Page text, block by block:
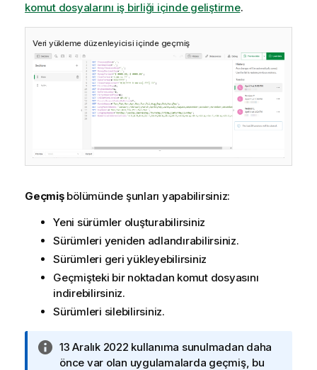
komut dosyalarını iş birliği içinde geliştirme.
Veri yükleme düzenleyicisi içinde geçmiş
Geçmişbölümünde şunları yapabilirsiniz:
Yeni sürümler oluşturabilirsiniz
Sürümleri yeniden adlandırabilirsiniz.
Sürümleri geri yükleyebilirsiniz
Geçmişteki bir noktadan komut dosyasını
indirebilirsiniz.
Sürümleri silebilirsiniz.
B
i
13 Aralık 2022 kullanıma sunulmadan daha
önce var olan uygulamalarda geçmiş, bu